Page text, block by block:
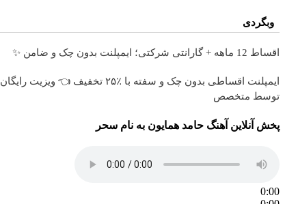
وبگردی
اقساط 12 ماهه + گارانتی شرکتی؛ ایمپلنت بدون چک و ضامن ✨
ایمپلنت اقساطی بدون چک و سفته با ٪۲۵ تخفیف 👈 ویزیت رایگان
توسط متخصص
پخش آنلاین آهنگ حامد همایون به نام سحر
0:00